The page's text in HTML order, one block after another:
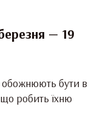
— 19
обожнюють бути в
що робить їхню